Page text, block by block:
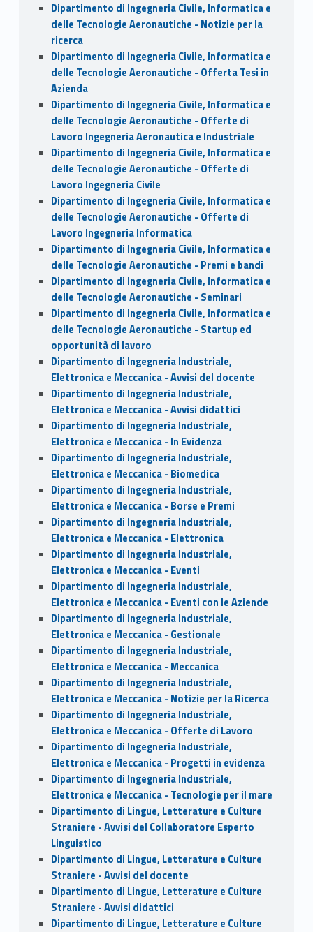
Dipartimento di Ingegneria Civile, Informatica e
delle Tecnologie Aeronautiche - Notizie per la
ricerca
Dipartimento di Ingegneria Civile, Informatica e
delle Tecnologie Aeronautiche - Offerta Tesi in
Azienda
Dipartimento di Ingegneria Civile, Informatica e
delle Tecnologie Aeronautiche - Offerte di
Lavoro Ingegneria Aeronautica e Industriale
Dipartimento di Ingegneria Civile, Informatica e
delle Tecnologie Aeronautiche - Offerte di
Lavoro Ingegneria Civile
Dipartimento di Ingegneria Civile, Informatica e
delle Tecnologie Aeronautiche - Offerte di
Lavoro Ingegneria Informatica
Dipartimento di Ingegneria Civile, Informatica e
delle Tecnologie Aeronautiche - Premi e bandi
Dipartimento di Ingegneria Civile, Informatica e
delle Tecnologie Aeronautiche - Seminari
Dipartimento di Ingegneria Civile, Informatica e
delle Tecnologie Aeronautiche - Startup ed
opportunità di lavoro
Dipartimento di Ingegneria Industriale,
Elettronica e Meccanica - Avvisi del docente
Dipartimento di Ingegneria Industriale,
Elettronica e Meccanica - Avvisi didattici
Dipartimento di Ingegneria Industriale,
Elettronica e Meccanica - In Evidenza
Dipartimento di Ingegneria Industriale,
Elettronica e Meccanica - Biomedica
Dipartimento di Ingegneria Industriale,
Elettronica e Meccanica - Borse e Premi
Dipartimento di Ingegneria Industriale,
Elettronica e Meccanica - Elettronica
Dipartimento di Ingegneria Industriale,
Elettronica e Meccanica - Eventi
Dipartimento di Ingegneria Industriale,
Elettronica e Meccanica - Eventi con le Aziende
Dipartimento di Ingegneria Industriale,
Elettronica e Meccanica - Gestionale
Dipartimento di Ingegneria Industriale,
Elettronica e Meccanica - Meccanica
Dipartimento di Ingegneria Industriale,
Elettronica e Meccanica - Notizie per la Ricerca
Dipartimento di Ingegneria Industriale,
Elettronica e Meccanica - Offerte di Lavoro
Dipartimento di Ingegneria Industriale,
Elettronica e Meccanica - Progetti in evidenza
Dipartimento di Ingegneria Industriale,
Elettronica e Meccanica - Tecnologie per il mare
Dipartimento di Lingue, Letterature e Culture
Straniere - Avvisi del Collaboratore Esperto
Linguistico
Dipartimento di Lingue, Letterature e Culture
Straniere - Avvisi del docente
Dipartimento di Lingue, Letterature e Culture
Straniere - Avvisi didattici
Dipartimento di Lingue, Letterature e Culture